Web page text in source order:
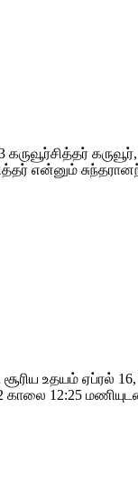
என்னும்
உதயம் ஏப்ரல்
12:25